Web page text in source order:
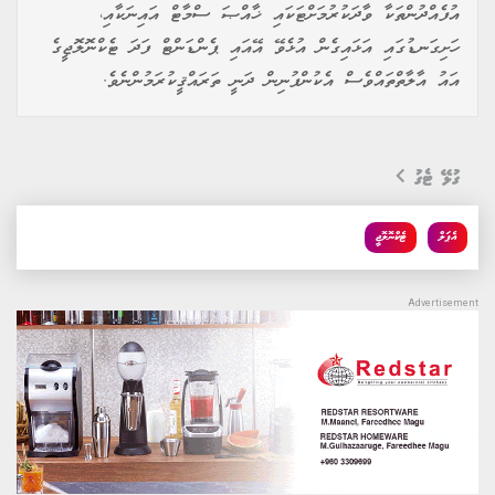
އުފެއްދުންތަކާ ވާދަކުރުމަށްޓަކައި ޚާއްޞަ ސްމާޓް އައިނަކާއި،
ހަށިގަނޑުގައި އަޅައިގެން އުޅެވޭ އޭއައި ޕެންޑަންޓް ފަދަ ޓެކްނޮލޮޖީގެ
އައު އާލާތްތައްވެސް އެކުންފުނިން ދަނީ ތަރައްޤީކުރަމުންނެވެ.
ގުޅޭ ޓެގު
ޓެކްނޮލޮޖީ އެޕަލް